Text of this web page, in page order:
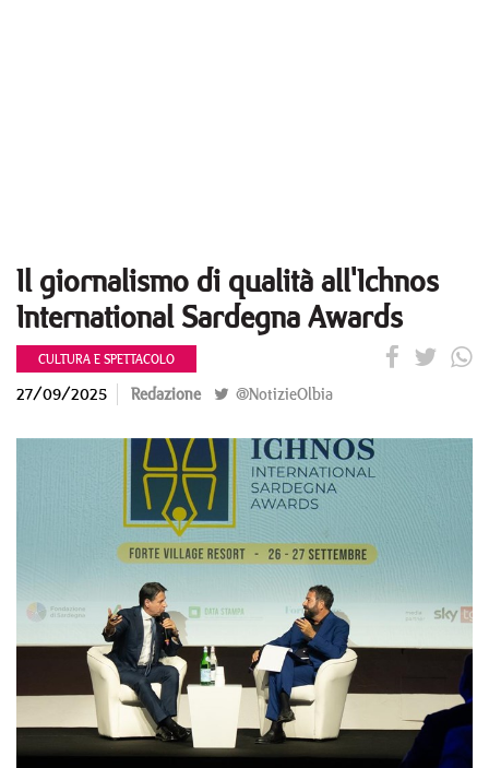
Il giornalismo di qualità all'Ichnos
International Sardegna Awards
CULTURA E SPETTACOLO
27/09/2025 Redazione @NotizieOlbia